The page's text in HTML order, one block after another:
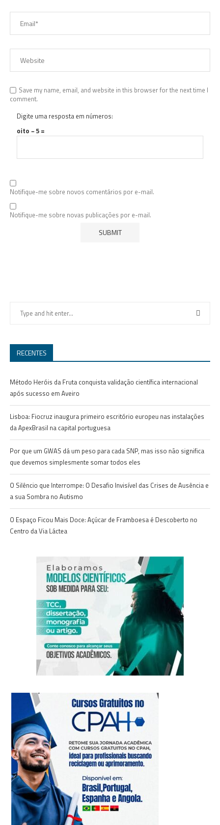
Save my name, email, and website in this browser for the next time I
comment.
Digite uma resposta em números:
oito − 5 =
Notifique-me sobre novos comentários por e-mail.
Notifique-me sobre novas publicações por e-mail.
RECENTES
Método Heróis da Fruta conquista validação científica internacional
após sucesso em Aveiro
Lisboa: Fiocruz inaugura primeiro escritório europeu nas instalações
da ApexBrasil na capital portuguesa
Por que um GWAS dá um peso para cada SNP, mas isso não significa
que devemos simplesmente somar todos eles
O Silêncio que Interrompe: O Desafio Invisível das Crises de Ausência e
a sua Sombra no Autismo
O Espaço Ficou Mais Doce: Açúcar de Framboesa é Descoberto no
Centro da Via Láctea